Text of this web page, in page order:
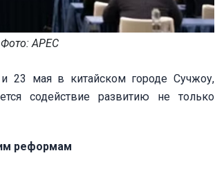
APEC
23 мая в китайском городе Сучжоу,
содействие развитию не только
реформам